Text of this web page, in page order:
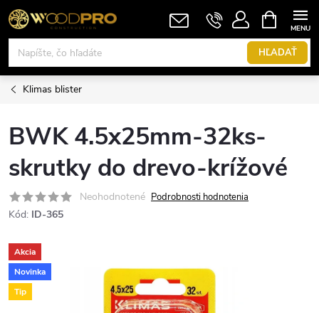
Prejsť
na
obsah
HĽADAŤ
KOŠÍK
Klimas blister
BWK 4.5x25mm-32ks-
skrutky do drevo-krížové
Neohodnotené Podrobnosti hodnotenia
Kód: ID-365
Akcia
Novinka
Tip